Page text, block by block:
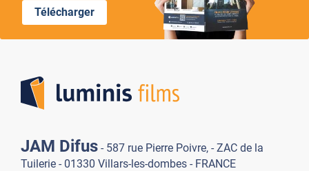
Télécharger
JAM Difus - 587 rue Pierre Poivre, - ZAC de la
Tuilerie - 01330 Villars-les-dombes - FRANCE